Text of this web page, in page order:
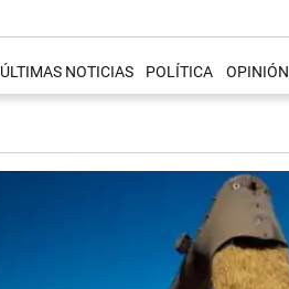
ÚLTIMAS NOTICIAS POLÍTICA OPINIÓN